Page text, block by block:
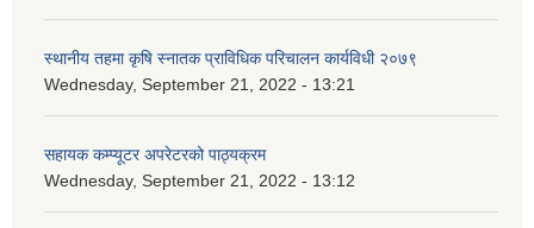
स्थानीय तहमा कृषि स्नातक प्राविधिक परिचालन कार्यविधी २०७९
Wednesday, September 21, 2022 - 13:21
सहायक कम्प्यूटर अपरेटरको पाठ्यक्रम
Wednesday, September 21, 2022 - 13:12